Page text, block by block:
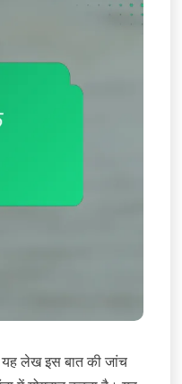
यह लेख इस बात की जांच